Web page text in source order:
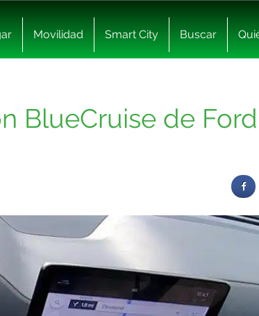
Movilidad Smart City Buscar
BlueCruise de